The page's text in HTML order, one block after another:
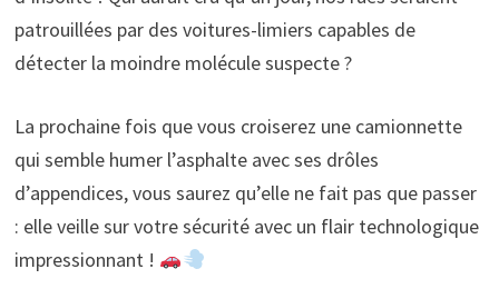
patrouillées par des voitures-limiers capables de
détecter la moindre molécule suspecte ?
La prochaine fois que vous croiserez une camionnette
qui semble humer l’asphalte avec ses drôles
d’appendices, vous saurez qu’elle ne fait pas que passer
: elle veille sur votre sécurité avec un flair technologique
impressionnant !